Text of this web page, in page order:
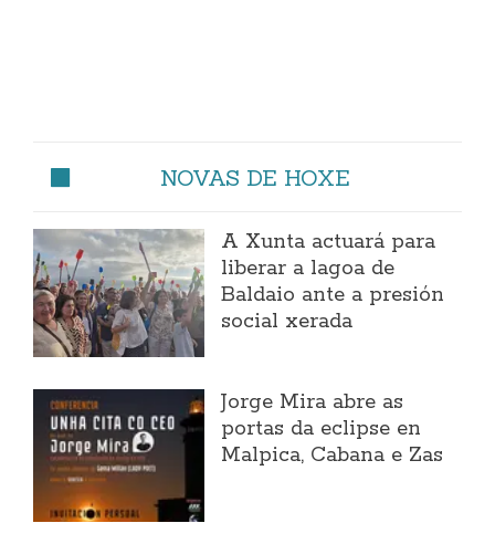
NOVAS DE HOXE
A Xunta actuará para
liberar a lagoa de
Baldaio ante a presión
social xerada
Jorge Mira abre as
portas da eclipse en
Malpica, Cabana e Zas